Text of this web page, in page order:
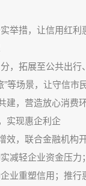
措，让信用红利
拓展至公共出行
”等场景，让守信
建，营造放心消
实现惠企利企
，联合金融机构
减轻企业资金压
业重塑信用；推